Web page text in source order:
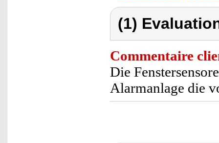
(1)
Commentaire
Die
Alarmanlage die